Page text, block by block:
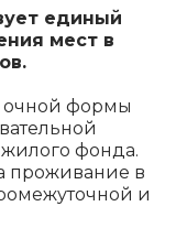
единый
мест в
очной формы
фонда.
проживание в
и